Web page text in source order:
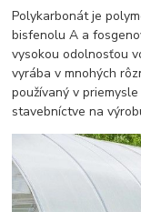
Polykarbonát je
bisfenolu A a
vysokou odolnosťou
vyrába v mnohých
používaný v
stavebníctve na